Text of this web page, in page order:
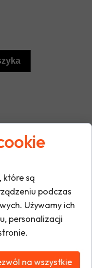
z
która
logo na
bez napisów.
z
które są
podczas
Używamy ich
personalizacji
na wszystkie